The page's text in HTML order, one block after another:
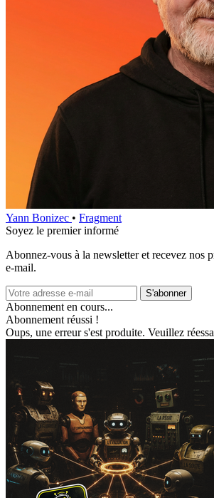
Yann Bonizec • Fragment
Soyez le premier informé
Abonnez‑vous à la newsletter et recevez nos
e‑mail.
S'abonner
Abonnement en cours...
Abonnement réussi !
Oups, une erreur s'est produite. Veuillez